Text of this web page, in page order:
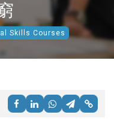
Skills Courses